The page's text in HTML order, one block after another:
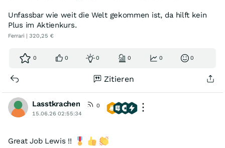
Unfassbar wie weit die Welt gekommen ist, da hilft kein
Plus im Aktienkurs.
Ferrari | 320,25 €
0 0 0 0 0 0
Zitieren
Lasstkrachen
0
15.06.26 02:55:34
Great Job Lewis !!